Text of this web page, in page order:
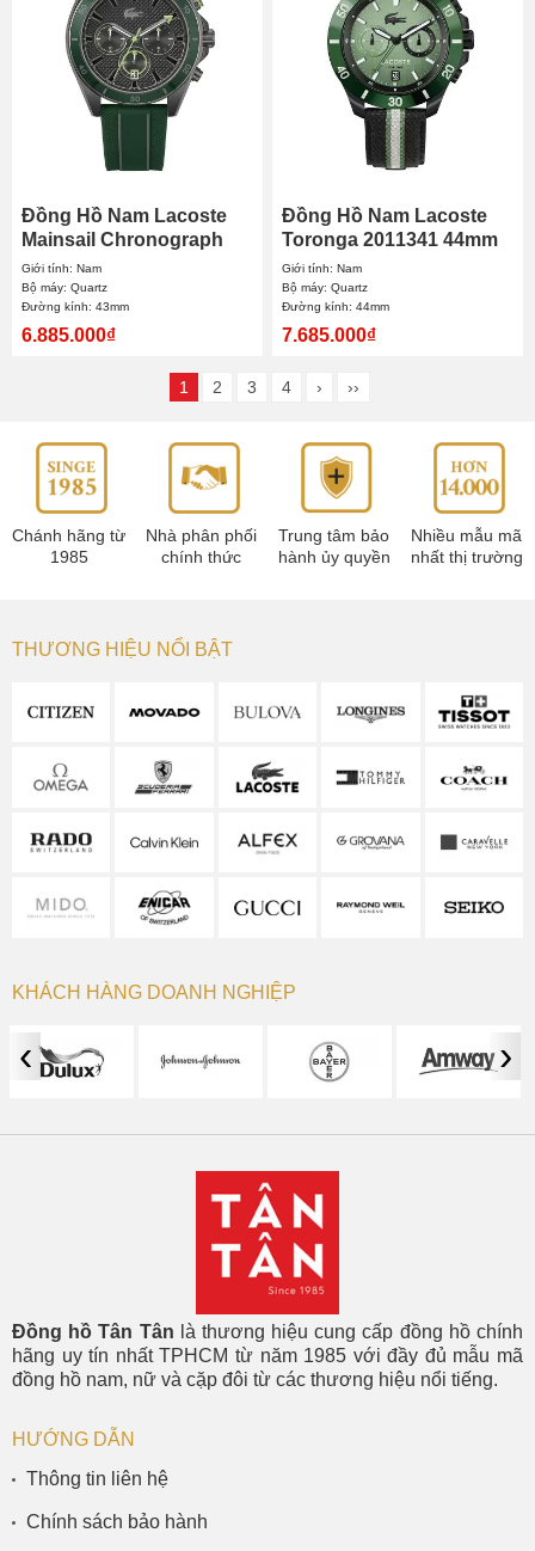
Đồng Hồ Nam Lacoste
Mainsail Chronograph
2011363 43mm
Giới tính: Nam
Bộ máy: Quartz
Đường kính: 43mm
6.885.000₫
Đồng Hồ Nam Lacoste
Toronga 2011341 44mm
Giới tính: Nam
Bộ máy: Quartz
Đường kính: 44mm
7.685.000₫
1 2 3 4 › ››
Chánh hãng từ
1985
Nhà phân phối
chính thức
Trung tâm bảo
hành ủy quyền
Nhiều mẫu mã
nhất thị trường
THƯƠNG HIỆU NỔI BẬT
KHÁCH HÀNG DOANH NGHIỆP
‹ ›
Đồng hồ Tân Tân là thương hiệu cung cấp đồng hồ chính
hãng uy tín nhất TPHCM từ năm 1985 với đầy đủ mẫu mã
đồng hồ nam, nữ và cặp đôi từ các thương hiệu nổi tiếng.
HƯỚNG DẪN
Thông tin liên hệ
Chính sách bảo hành